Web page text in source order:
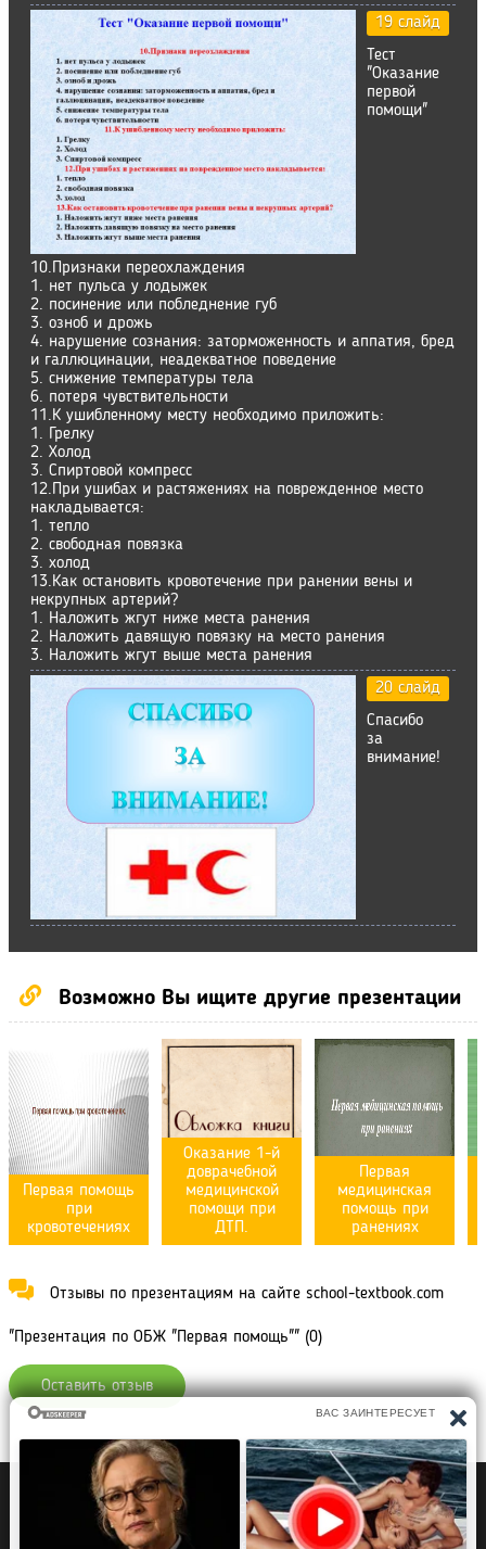
19 слайд
Тест
"Оказание
первой
помощи"
10.Признаки переохлаждения
1. нет пульса у лодыжек
2. посинение или побледнение губ
3. озноб и дрожь
4. нарушение сознания: заторможенность и аппатия, бред
и галлюцинации, неадекватное поведение
5. снижение температуры тела
6. потеря чувствительности
11.К ушибленному месту необходимо приложить:
1. Грелку
2. Холод
3. Спиртовой компресс
12.При ушибах и растяжениях на поврежденное место
накладывается:
1. тепло
2. свободная повязка
3. холод
13.Как остановить кровотечение при ранении вены и
некрупных артерий?
1. Наложить жгут ниже места ранения
2. Наложить давящую повязку на место ранения
3. Наложить жгут выше места ранения
20 слайд
Спасибо
за
внимание!
Возможно Вы ищите другие презентации
Первая помощь
при
кровотечениях
Оказание 1-й
доврачебной
медицинской
помощи при
ДТП.
Первая
медицинская
помощь при
ранениях
Отзывы по презентациям на сайте school-textbook.com
"Презентация по ОБЖ "Первая помощь"" (0)
Оставить отзыв
Политика конфиденциальности
Правообладателям
Рефераты Дипломы Курсовые работы